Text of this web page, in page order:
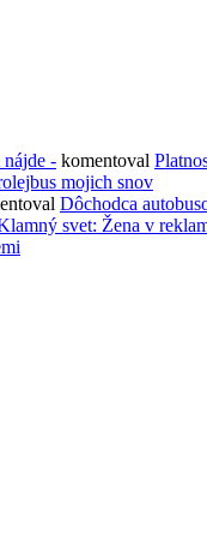
- komentoval
mojich snov
Dôchodca
svet: Žena v